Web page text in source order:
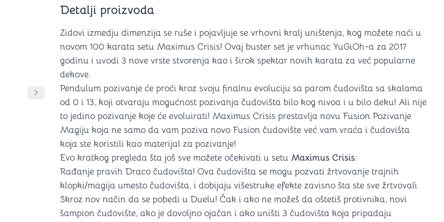
Šah
Domine
Backgammon (Tavla)
Kutijice
Mozgalice
Hanayama
Kocke
Ostale mozgalice
Stripovi
Pomeranje sadržaja slajdera u desno
Detalji proizvoda
Zidovi izmedju dimenzija se ruše i pojavljuje se vrhovni kralj uništenja, kog možete naći u
novom 100 karata setu Maximus Crisis! Ovaj buster set je vrhunac YuGiOh-a za 2017
godinu i uvodi 3 nove vrste stvorenja kao i širok spektar novih karata za već popularne
dekove.
Pendulum pozivanje će proći kroz svoju finalnu evoluciju sa parom čudovišta sa skalama
od 0 i 13, koji otvaraju mogućnost pozivanja čudovišta bilo kog nivoa i u bilo deku! Ali nije
to jedino pozivanje koje će evoluirati! Maximus Crisis prestavlja novu Fusion Pozivanje
Magiju koja ne samo da vam poziva novo Fusion čudovište već vam vraća i čudovišta
koja ste koristili kao materijal za pozivanje!
Evo kratkog pregleda šta još sve možete očekivati u setu Maximus Crisis:
Rađanje pravih Draco čudovišta! Ova čudovišta se mogu pozvati žrtvovanje trajnih
klopki/magija umesto čudovišta, i dobijaju višestruke efekte zavisno šta ste sve žrtvovali
Skroz nov način da se pobedi u Duelu! Čak i ako ne možeš da oštetiš protivnika, novi
šampion čudovište, ako je dovoljno ojačan i ako uništi 3 čudovišta koja pripadaju